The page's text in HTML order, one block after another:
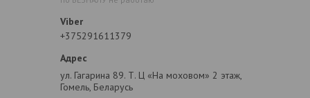
+375291611379
ул. Гагарина 89. Т. Ц «На моховом» 2 этаж,
Гомель, Беларусь